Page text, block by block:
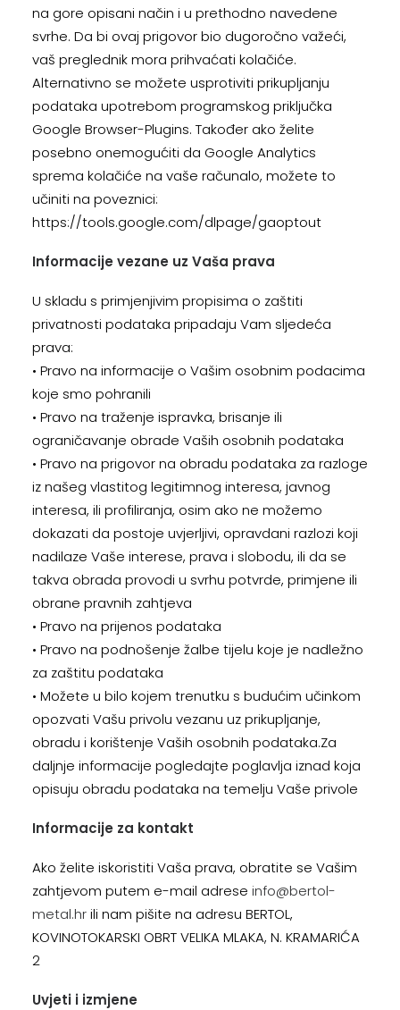
na gore opisani način i u prethodno navedene
svrhe. Da bi ovaj prigovor bio dugoročno važeći,
vaš preglednik mora prihvaćati kolačiće.
Alternativno se možete usprotiviti prikupljanju
podataka upotrebom programskog priključka
Google Browser-Plugins. Također ako želite
posebno onemogućiti da Google Analytics
sprema kolačiće na vaše računalo, možete to
učiniti na poveznici:
https://tools.google.com/dlpage/gaoptout
Informacije vezane uz Vaša prava
U skladu s primjenjivim propisima o zaštiti
privatnosti podataka pripadaju Vam sljedeća
prava:
• Pravo na informacije o Vašim osobnim podacima
koje smo pohranili
• Pravo na traženje ispravka, brisanje ili
ograničavanje obrade Vaših osobnih podataka
• Pravo na prigovor na obradu podataka za razloge
iz našeg vlastitog legitimnog interesa, javnog
interesa, ili profiliranja, osim ako ne možemo
dokazati da postoje uvjerljivi, opravdani razlozi koji
nadilaze Vaše interese, prava i slobodu, ili da se
takva obrada provodi u svrhu potvrde, primjene ili
obrane pravnih zahtjeva
• Pravo na prijenos podataka
• Pravo na podnošenje žalbe tijelu koje je nadležno
za zaštitu podataka
• Možete u bilo kojem trenutku s budućim učinkom
opozvati Vašu privolu vezanu uz prikupljanje,
obradu i korištenje Vaših osobnih podataka.Za
daljnje informacije pogledajte poglavlja iznad koja
opisuju obradu podataka na temelju Vaše privole
Informacije za kontakt
Ako želite iskoristiti Vaša prava, obratite se Vašim
zahtjevom putem e-mail adrese info@bertol-
metal.hrili nam pišite na adresu BERTOL,
KOVINOTOKARSKI OBRT VELIKA MLAKA, N. KRAMARIĆA
2
Uvjeti i izmjene